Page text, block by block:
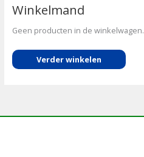
Winkelmand
Geen producten in de winkelwagen.
Verder winkelen